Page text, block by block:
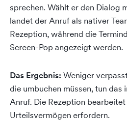
sprechen. Wählt er den Dialog
landet der Anruf als nativer
Rezeption, während die
Screen-Pop angezeigt werden.
Das Ergebnis: Weniger
die umbuchen müssen, tun das
Anruf. Die Rezeption
Urteilsvermögen erfordern.